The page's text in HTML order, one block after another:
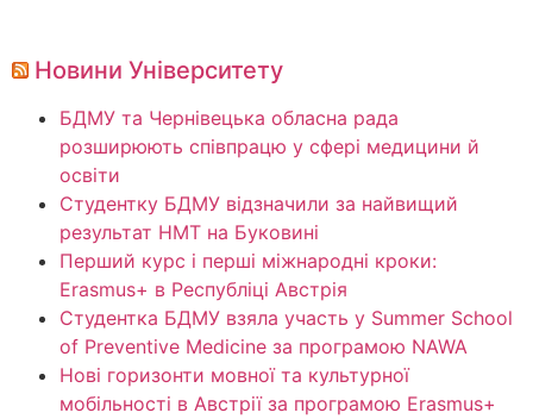
Новини Університету
БДМУ та Чернівецька обласна рада
розширюють співпрацю у сфері медицини й
освіти
Студентку БДМУ відзначили за найвищий
результат НМТ на Буковині
Перший курс і перші міжнародні кроки:
Erasmus+ в Республіці Австрія
Студентка БДМУ взяла участь у Summer School
of Preventive Medicine за програмою NAWA
Нові горизонти мовної та культурної
мобільності в Австрії за програмою Erasmus+